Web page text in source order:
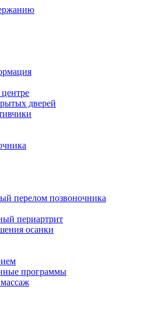
дверей
перелом позвоночника
периартрит
осанки
программы